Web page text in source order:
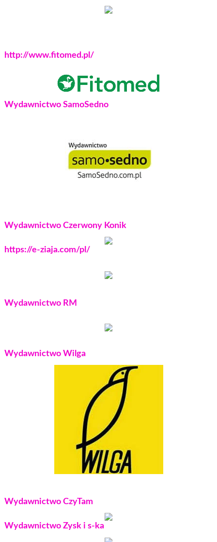
http://www.fitomed.pl/
Wydawnictwo SamoSedno
Wydawnictwo Czerwony Konik
https://e-ziaja.com/pl/
Wydawnictwo RM
Wydawnictwo Wilga
Wydawnictwo CzyTam
Wydawnictwo Zysk i s-ka